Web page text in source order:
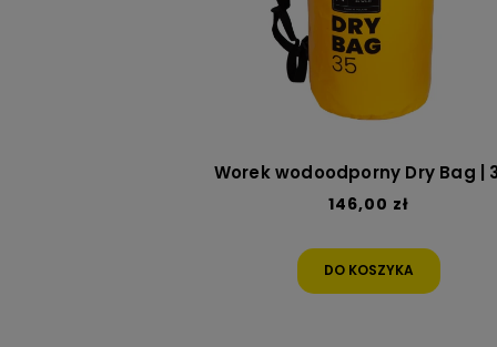
Worek wodoodporny Dry Bag |
146,00 zł
DO KOSZYKA